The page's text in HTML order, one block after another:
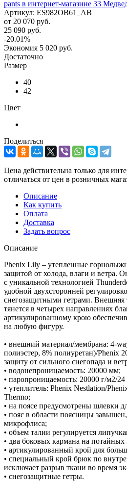
Артикул: ES982OB61_AB
от 20 070 руб.
25 090 руб.
-20.01%
Экономия 5 020 руб.
Достаточно
Размер
40
42
Цвет
Поделиться
Цена действительна только для
отличаться от цен в розничных
Описание
Как купить
Оплата
Доставка
Задать вопрос
Описание
Phenix Lily – утепленные
защитой от холода, влаги и ветра.
с уникальной технологией
удобной двухсторонней
снегозащитными гетрами. Внешняя
тянется в четырех направлениях
артикулированному крою
на любую фигуру.
• внешний материал/мембрана: 4-
полиэстер, 8% полиуретан)/Phenix
защиту от сильного снегопада и
• водонепроницаемость: 20000 мм;
• паропроницаемость: 20000 г/м2/24
• утеплитель: Phenix Nestlation/
Thermo;
• на поясе предусмотрены шлевки
• пояс в области поясницы
микрофлиса;
• объем талии регулируется
• два боковых кармана на
• артикулированный крой для
• специальный крой брюк по
исключает разрыв ткани во время
• снегозащитные гетры.